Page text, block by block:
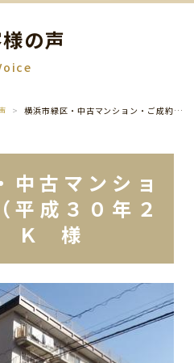
の声
横浜市緑区・中古マンション・ご成約（平成３０年２月） Ｈ ・ Ｋ 様
中古マンショ
平成３０年２
Ｋ 様